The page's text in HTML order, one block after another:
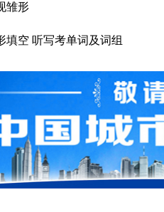
雏形
填空 听写考单词及词组